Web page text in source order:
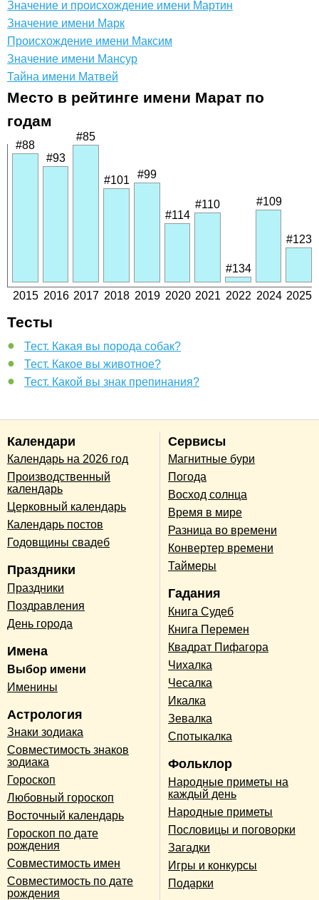
Значение и происхождение имени Мартин
Значение имени Марк
Происхождение имени Максим
Значение имени Мансур
Тайна имени Матвей
Место в рейтинге имени Марат по
годам
#88
2015
#93
2016
#85
2017
#101
2018
#99
2019
#114
2020
#110
2021
#134
2022
#109
2024
#123
2025
Тесты
Тест. Какая вы порода собак?
Тест. Какое вы животное?
Тест. Какой вы знак препинания?
Календари
Календарь на 2026 год
Производственный
календарь
Церковный календарь
Календарь постов
Годовщины свадеб
Праздники
Праздники
Поздравления
День города
Имена
Выбор имени
Именины
Астрология
Знаки зодиака
Совместимость знаков
зодиака
Гороскоп
Любовный гороскоп
Восточный календарь
Гороскоп по дате
рождения
Совместимость имен
Совместимость по дате
рождения
Сервисы
Магнитные бури
Погода
Восход солнца
Время в мире
Разница во времени
Конвертер времени
Таймеры
Гадания
Книга Судеб
Книга Перемен
Квадрат Пифагора
Чихалка
Чесалка
Икалка
Зевалка
Спотыкалка
Фольклор
Народные приметы на
каждый день
Народные приметы
Пословицы и поговорки
Загадки
Игры и конкурсы
Подарки